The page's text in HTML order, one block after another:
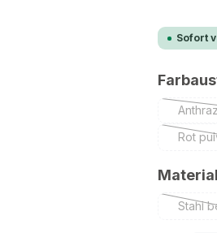
Sofort
Rot
Material
Stahl